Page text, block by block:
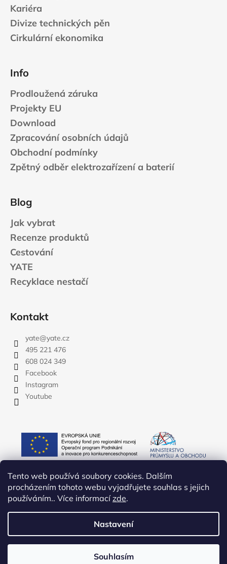
Tento web používá soubory cookies. Dalším
procházením tohoto webu vyjadřujete souhlas s jejich
používáním.. Více informacízde.
Nastavení
Souhlasím
Kariéra
Divize technických pěn
Cirkulární ekonomika
Info
Prodloužená záruka
Projekty EU
Download
Zpracování osobních údajů
Obchodní podmínky
Zpětný odběr elektrozařízení a baterií
Blog
Jak vybrat
Recenze produktů
Cestování
YATE
Recyklace nestačí
Kontakt
yate@yate.cz
495 221 476
608 024 349
Facebook
Instagram
Youtube
Copyright 2026YATE.CZ. Všechna práva vyhrazena.Upravit
nastavení cookies